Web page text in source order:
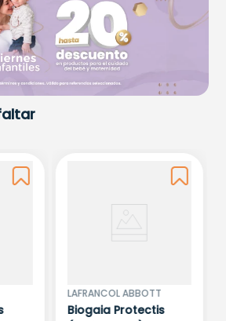
LAFRANCOL ABBOTT
Biogaia Protectis